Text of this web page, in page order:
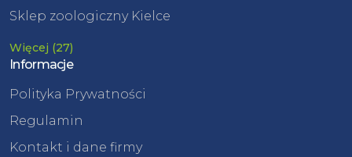
Sklep zoologiczny Kielce
Więcej (27)
Informacje
Polityka Prywatności
Regulamin
Kontakt i dane firmy